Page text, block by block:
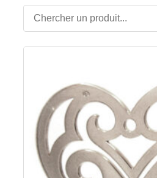
Boucles d’Oreilles
Boutons de manchette
Colliers
Médailles
Pendentifs
Adamas